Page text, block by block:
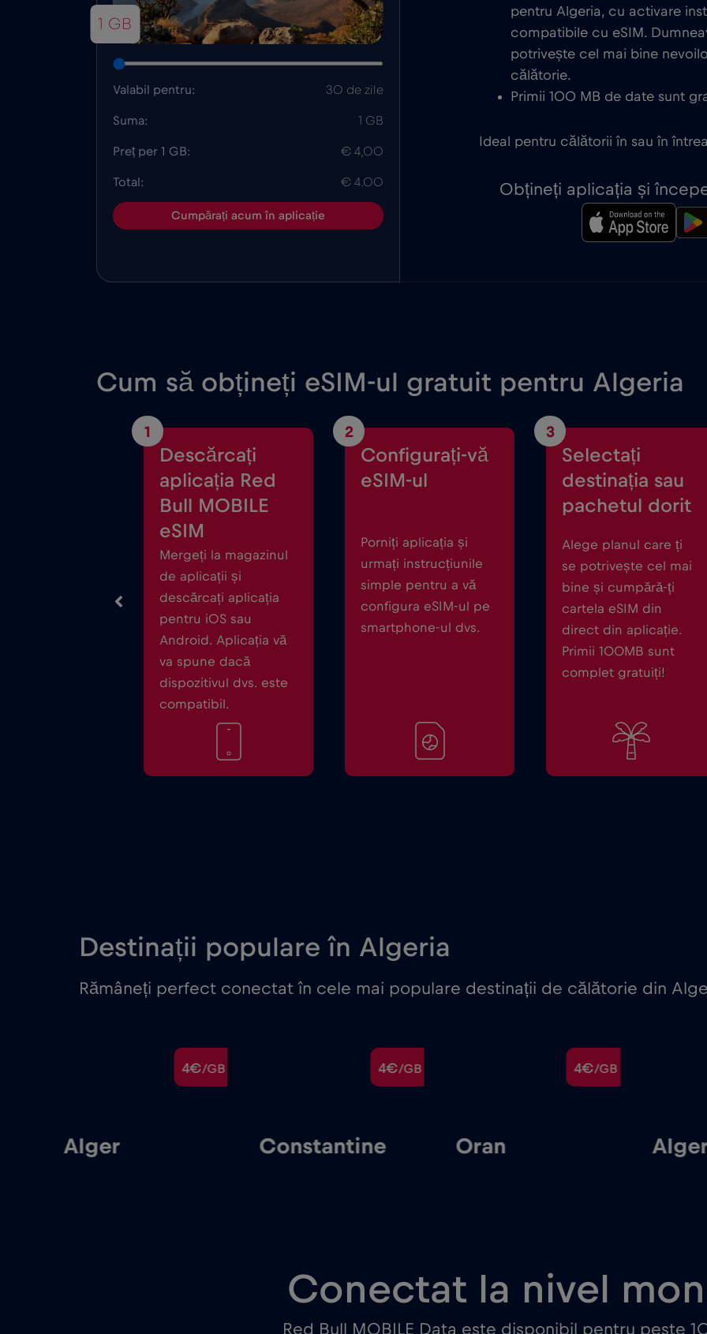
1 GB
Valabil pentru: 30 de zile
Suma: 1 GB
Preț per 1 GB: € 4,00
Total: € 4.00
Cumpărați acum în aplicație
pentru Algeria, cu activare
compatibile cu eSIM.
potrivește cel mai bine
călătorie.
Primii 100 MB de date sunt
Ideal pentru călătorii în sau în
Obțineți aplicația și
Cum să obțineți eSIM-ul gratuit pentru Algeria
1
Descărcați
aplicația Red
Bull MOBILE
eSIM
Mergeți la magazinul
de aplicații și
descărcați aplicația
pentru iOS sau
Android. Aplicația vă
va spune dacă
dispozitivul dvs. este
compatibil.
2
Configurați-vă
eSIM-ul
Porniți aplicația și
urmați instrucțiunile
simple pentru a vă
configura eSIM-ul pe
smartphone-ul dvs.
3
Selectați
destinația sau
pachetul dorit
Alege planul care ți
se potrivește cel mai
bine și cumpără-ți
cartela eSIM din
direct din aplicație.
Primii 100MB sunt
complet gratuiți!
Destinații populare în Algeria
Rămâneți perfect conectat în cele mai populare destinații de călătorie din
4€/GB
Alger
4€/GB
Constantine
4€/GB
Oran
Conectat la nivel
Red Bull MOBILE Data este disponibil pentru peste